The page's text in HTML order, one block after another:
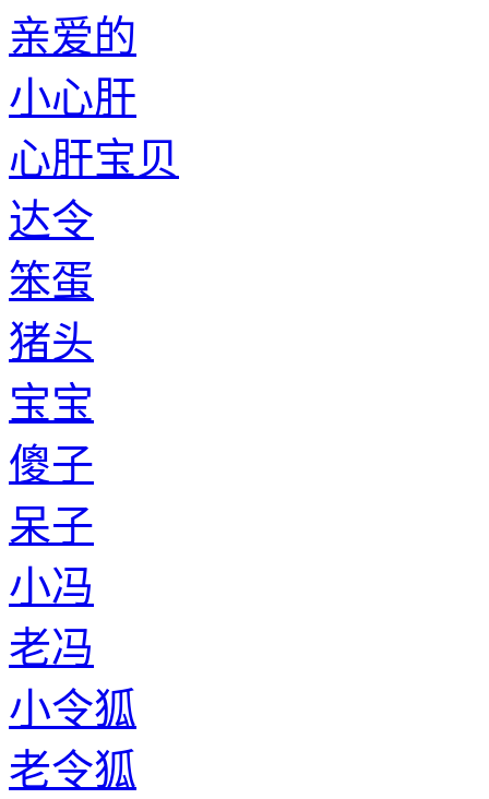
亲爱的
小心肝
心肝宝贝
达令
笨蛋
猪头
宝宝
傻子
呆子
小冯
老冯
小令狐
老令狐